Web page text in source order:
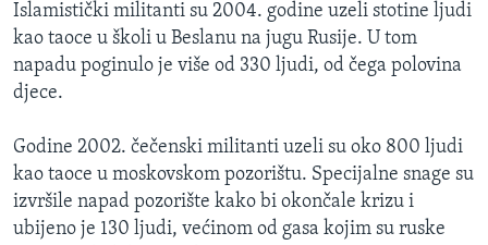
Islamistički militanti su 2004. godine uzeli stotine ljudi
kao taoce u školi u Beslanu na jugu Rusije. U tom
napadu poginulo je više od 330 ljudi, od čega polovina
djece.
Godine 2002. čečenski militanti uzeli su oko 800 ljudi
kao taoce u moskovskom pozorištu. Specijalne snage su
izvršile napad pozorište kako bi okončale krizu i
ubijeno je 130 ljudi, većinom od gasa kojim su ruske